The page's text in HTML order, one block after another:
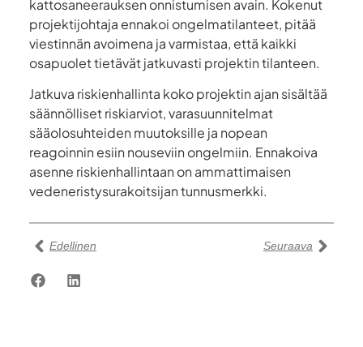
kattosaneerauksen onnistumisen avain. Kokenut
projektijohtaja ennakoi ongelmatilanteet, pitää
viestinnän avoimena ja varmistaa, että kaikki
osapuolet tietävät jatkuvasti projektin tilanteen.
Jatkuva riskienhallinta koko projektin ajan sisältää
säännölliset riskiarviot, varasuunnitelmat
sääolosuhteiden muutoksille ja nopean
reagoinnin esiin nouseviin ongelmiin. Ennakoiva
asenne riskienhallintaan on ammattimaisen
vedeneristysurakoitsijan tunnusmerkki.
Edellinen Seuraava